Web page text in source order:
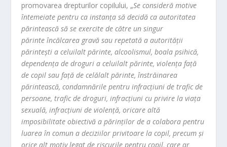
promovarea drepturilor copilului, „Se consideră motive
întemeiate pentru ca instanţa sădecidă ca autoritatea
părintească săse exercite de către un singur
părinteîncălcarea gravă sau repetată a autorităţii
părinteşti a celuilalt părinte, alcoolismul, boala psihică,
dependenţa de droguri a celuilalt părinte, violenţa faţă
de copil sau faţăde celălalt părinte,înstrăinarea
părintească, condamnările pentru infracţiuni de trafic de
persoane, trafic de droguri, infracţiuni cu privire la viaţa
sexuală, infracţiuni de violenţă, oricare altă
imposibilitate obiectivă a părinţilor de a colabora pentru
luarea în comun a deciziilor privitoare la copil, precum şi
orice alt motiv legat de riscurile pentru copil, care ar